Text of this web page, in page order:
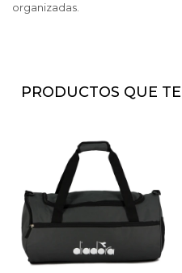
organizadas.
PRODUCTOS QUE